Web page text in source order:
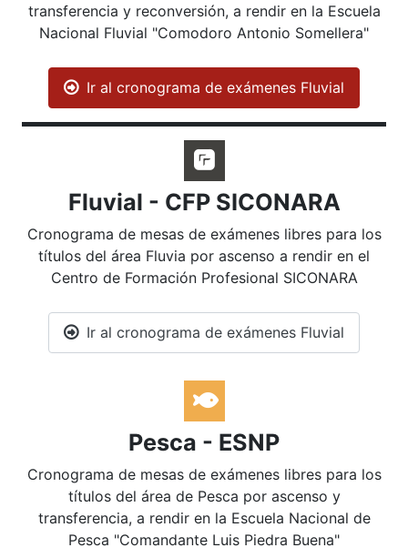
transferencia y reconversión, a rendir en la Escuela
Nacional Fluvial "Comodoro Antonio Somellera"
Ir al cronograma de exámenes Fluvial
Fluvial - CFP SICONARA
Cronograma de mesas de exámenes libres para los
títulos del área Fluvia por ascenso a rendir en el
Centro de Formación Profesional SICONARA
Ir al cronograma de exámenes Fluvial
Pesca - ESNP
Cronograma de mesas de exámenes libres para los
títulos del área de Pesca por ascenso y
transferencia, a rendir en la Escuela Nacional de
Pesca "Comandante Luis Piedra Buena"